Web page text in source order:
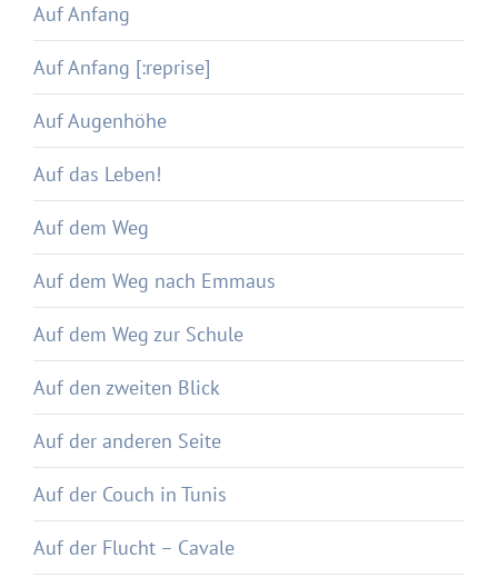
Auf Anfang
Auf Anfang [:reprise]
Auf Augenhöhe
Auf das Leben!
Auf dem Weg
Auf dem Weg nach Emmaus
Auf dem Weg zur Schule
Auf den zweiten Blick
Auf der anderen Seite
Auf der Couch in Tunis
Auf der Flucht – Cavale